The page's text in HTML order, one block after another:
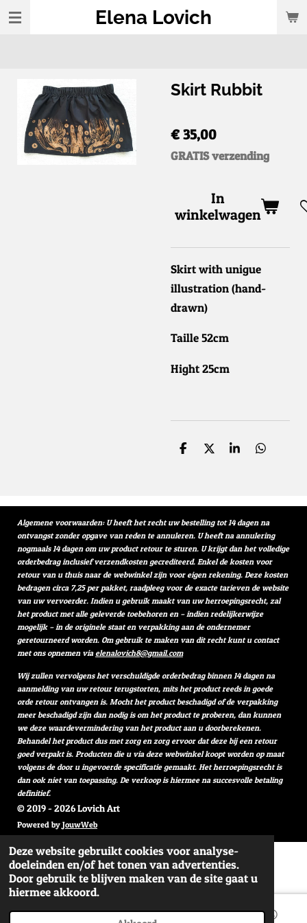
Deze website gebruikt cookies voor analyse-
doeleinden en/of het tonen van advertenties.
Door gebruik te blijven maken van de site gaat u
hiermee akkoord.
Ga
direct
hoofdinhoud
Elena Lovich
Skirt Rubbit
€ 35,00
GRATIS verzending
In
winkelwagen
Skirt with unigue
illustration (hand-
drawn)
Taille 52cm
Hight 25cm
D
D
S
D
Algemene voorwaarden: U heeft het recht uw bestelling tot 14 dagen na
ontvangst zonder opgave van reden te annuleren. U heeft na annulering
nogmaals 14 dagen om uw product retour te sturen. U krijgt dan het volledige
orderbedrag inclusief verzendkosten gecrediteerd. Enkel de kosten voor
retour van u thuis naar de webwinkel zijn voor eigen rekening. Deze kosten
bedragen circa 7,25 per pakket, raadpleeg voor de exacte tarieven de website
van uw vervoerder. Indien u gebruik maakt van uw herroepingsrecht, zal
het product met alle geleverde toebehoren en – indien redelijkerwijze
mogelijk – in de originele staat en verpakking aan de ondernemer
geretourneerd worden. Om gebruik te maken van dit recht kunt u contact
met ons opnemen via elenalovich8@gmail.com
Wij zullen vervolgens het verschuldigde orderbedrag binnen 14 dagen na
aanmelding van uw retour terugstorten, mits het product reeds in goede
orde retour ontvangen is. Mocht het product beschadigd of de verpakking
meer beschadigd zijn dan nodig is om het product te proberen, dan kunnen
we deze waardevermindering van het product aan u doorberekenen.
Behandel het product dus met zorg en zorg ervoor dat deze bij een retour
goed verpakt is. Producten die u via deze webwinkel koopt worden op maat
volgens de door u ingevoerde specificatie gemaakt. Het herroepingsrecht is
dan ook niet van toepassing. De verkoop is hiermee na succesvolle betaling
definitief.
© 2019 - 2026 Lovich Art
Powered by JouwWeb